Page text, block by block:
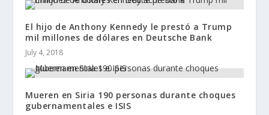
El hijo de Anthony Kennedy le prestó a Trump
mil millones de dólares en Deutsche Bank
July 4, 2018
Mueren en Siria 190 personas durante choques
gubernamentales e ISIS